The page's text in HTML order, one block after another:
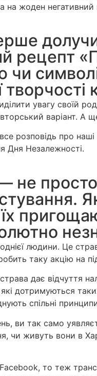
на жоден
рецепт
чи
увагу своїй
варіант.
розповідь про
Дня Незалежності.
не
людини. Це
таку акцію на
дає відчуття
дотримуються
спільні
ви так само
чи живуть вони в
то теж